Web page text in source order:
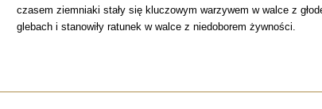
czasem ziemniaki stały się kluczowym warzywem w walce z
glebach i stanowiły ratunek w walce z niedoborem żywności.